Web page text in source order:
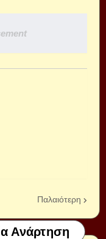
Παλαιότερη
Ανάρτηση